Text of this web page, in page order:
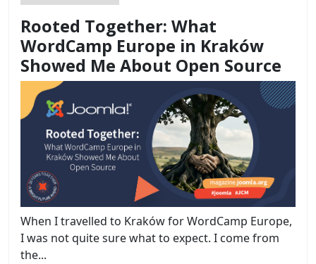
Rooted Together: What
WordCamp Europe in Kraków
Showed Me About Open Source
When I travelled to Kraków for WordCamp Europe,
I was not quite sure what to expect. I come from
the...